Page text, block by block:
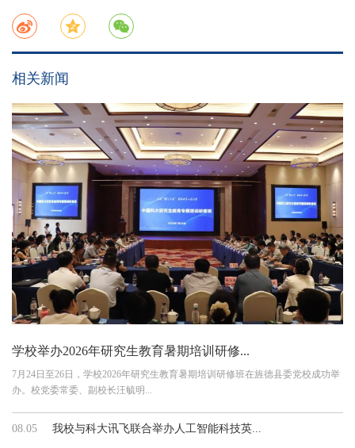
相关新闻
学校举办2026年研究生教育暑期培训研修...
7月24日至26日，学校2026年研究生教育暑期培训研修班在旌德县委党校成功举
办。校党委常委、副校长汪毓明...
08.05 我校与科大讯飞联合举办人工智能科技英...